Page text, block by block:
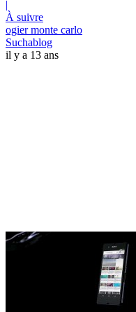
|
À suivre
ogier monte carlo
Suchablog
il y a 13 ans